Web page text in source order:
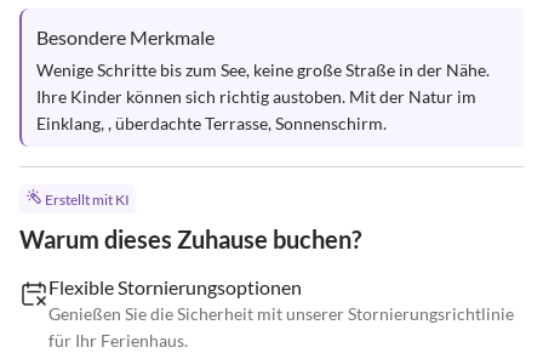
Besondere Merkmale
Wenige Schritte bis zum See, keine große Straße in der Nähe.
Ihre Kinder können sich richtig austoben. Mit der Natur im
Einklang, , überdachte Terrasse, Sonnenschirm.
Erstellt mit KI
Warum dieses Zuhause buchen?
Flexible Stornierungsoptionen
Genießen Sie die Sicherheit mit unserer Stornierungsrichtlinie
für Ihr Ferienhaus.